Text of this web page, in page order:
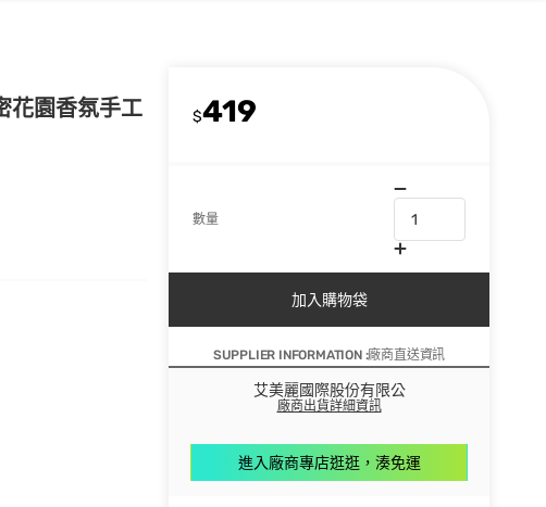
園香氛手工
$419
數量
加入購物袋
SUPPLIER INFORMATION :廠商直送資訊
艾美麗國際股份有限公
廠商出貨詳細資訊
進入廠商專店逛逛，湊免運